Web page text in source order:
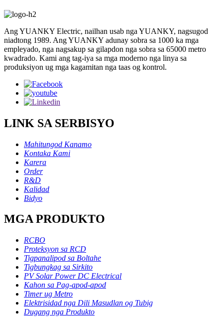
Ang YUANKY Electric, nailhan usab nga YUANKY, nagsugod
niadtong 1989. Ang YUANKY adunay sobra sa 1000 ka mga
empleyado, nga nagsakup sa gilapdon nga sobra sa 65000 metro
kwadrado. Kami ang tag-iya sa mga moderno nga linya sa
produksiyon ug mga kagamitan nga taas og kontrol.
LINK SA SERBISYO
Mahitungod Kanamo
Kontaka Kami
Karera
Order
R&D
Kalidad
Bidyo
MGA PRODUKTO
RCBO
Proteksyon sa RCD
Tigpanalipod sa Boltahe
Tigbungkag sa Sirkito
PV Solar Power DC Electrical
Kahon sa Pag-apod-apod
Timer ug Metro
Elektrisidad nga Dili Masudlan og Tubig
Dugang nga Produkto